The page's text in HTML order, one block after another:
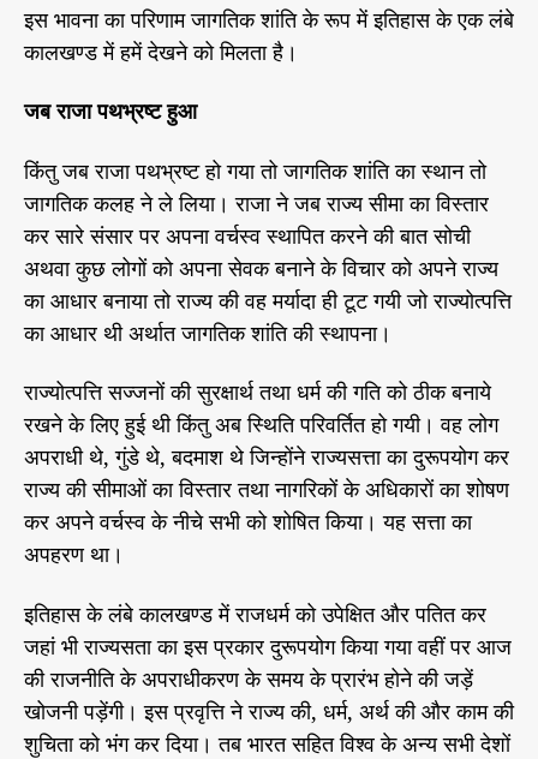
इस भावना का परिणाम जागतिक शांति के रूप में इतिहास के एक लंबे
कालखण्ड में हमें देखने को मिलता है।
जब राजा पथभ्रष्ट हुआ
किंतु जब राजा पथभ्रष्ट हो गया तो जागतिक शांति का स्थान तो
जागतिक कलह ने ले लिया। राजा ने जब राज्य सीमा का विस्तार
कर सारे संसार पर अपना वर्चस्व स्थापित करने की बात सोची
अथवा कुछ लोगों को अपना सेवक बनाने के विचार को अपने राज्य
का आधार बनाया तो राज्य की वह मर्यादा ही टूट गयी जो राज्योत्पत्ति
का आधार थी अर्थात जागतिक शांति की स्थापना।
राज्योत्पत्ति सज्जनों की सुरक्षार्थ तथा धर्म की गति को ठीक बनाये
रखने के लिए हुई थी किंतु अब स्थिति परिवर्तित हो गयी। वह लोग
अपराधी थे, गुंडे थे, बदमाश थे जिन्होंने राज्यसत्ता का दुरूपयोग कर
राज्य की सीमाओं का विस्तार तथा नागरिकों के अधिकारों का शोषण
कर अपने वर्चस्व के नीचे सभी को शोषित किया। यह सत्ता का
अपहरण था।
इतिहास के लंबे कालखण्ड में राजधर्म को उपेक्षित और पतित कर
जहां भी राज्यसता का इस प्रकार दुरूपयोग किया गया वहीं पर आज
की राजनीति के अपराधीकरण के समय के प्रारंभ होने की जड़ें
खोजनी पड़ेंगी। इस प्रवृत्ति ने राज्य की, धर्म, अर्थ की और काम की
शुचिता को भंग कर दिया। तब भारत सहित विश्व के अन्य सभी देशों